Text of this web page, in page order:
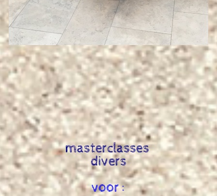
masterclasses
divers
voor :